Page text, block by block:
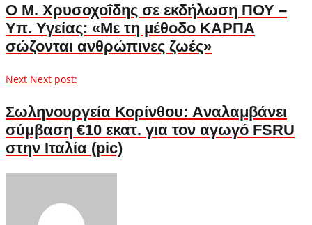
Ο Μ. Χρυσοχοΐδης σε εκδήλωση ΠΟΥ –
Υπ. Υγείας: «Με τη μέθοδο ΚΑΡΠΑ
σώζονται ανθρώπινες ζωές»
Next Next post:
Σωληνουργεία Κορίνθου: Aναλαμβάνει
σύμβαση €10 εκατ. για τον αγωγό FSRU
στην Ιταλία (pic)